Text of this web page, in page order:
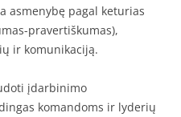
asmenybę pagal keturias
pravertiškumas),
ir komunikaciją.
įdarbinimo
komandoms ir lyderių